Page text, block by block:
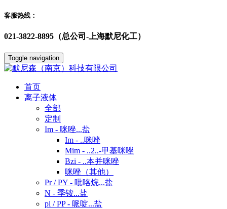
客服热线：
021-3822-8895（总公司-上海默尼化工）
Toggle navigation
首页
离子液体
全部
定制
Im - 咪唑...盐
Im - ..咪唑
Mim - ..2..-甲基咪唑
Bzi - ..本并咪唑
咪唑（其他）
Pr / PY - 吡咯烷...盐
N - 季铵...盐
pi / PP - 哌啶...盐